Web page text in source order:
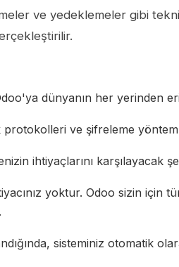
ve yedeklemeler gibi
dünyanın her yerinden
ve şifreleme
ihtiyaçlarını karşılayacak
yoktur. Odoo sizin için
sisteminiz otomatik